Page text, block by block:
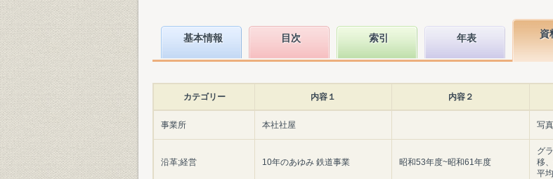
基本情報 目次 索引 年表 資
カテゴリー 内容１ 内容２
事業所 本社社屋 写真
沿革;経営 10年のあゆみ 鉄道事業 昭和53年度~昭和61年度
グ
移
平